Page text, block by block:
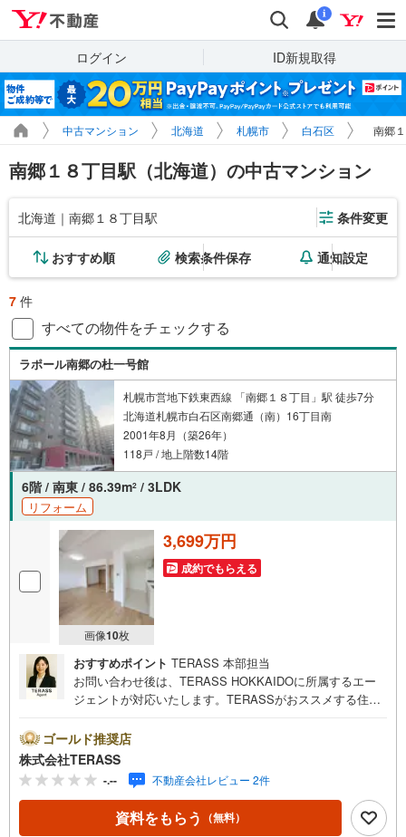
検索 通知
i
ログイン ID新規取得
中古マンション 北海道 札幌市 白石区 南郷
南郷１８丁目駅（北海道）の中古マンション
北海道｜南郷１８丁目駅 条件変更
おすすめ順 検索条件保存 通知設定
7 件
すべての物件をチェックする
ラポール南郷の杜一号館
札幌市営地下鉄東西線 「南郷１８丁目」駅 徒歩7分
北海道札幌市白石区南郷通（南）16丁目南
2001年8月（築26年）
118戸 / 地上階数14階
6階 / 南東 / 86.39m2 / 3LDK
リフォーム
画像10枚
3,699万円
成約でもらえる
おすすめポイント TERASS 本部担当
お問い合わせ後は、TERASS HOKKAIDOに所属するエー
ジェントが対応いたします。TERASSがおススメする住宅
の場合）・がん100％保障団信が【金利上乗せなし】で加入
可能！・頭金0円でも可能！・諸費用も、物件価格の10％ま
では融資可能！※2026年8月現在■白石南公園が目の前◎眺
望・通風良好です■開放的な二面バルコニー付の住まい■ト
ランクルーム有■徒歩圏内に買い物施設や生活利便施設が点
在【リフォーム内容】○新規交換:キッチン、洗面台、洗濯
ゴールド推奨店
株式会社TERASS
-.-- 不動産会社レビュー 2件
資料をもらう （無料）